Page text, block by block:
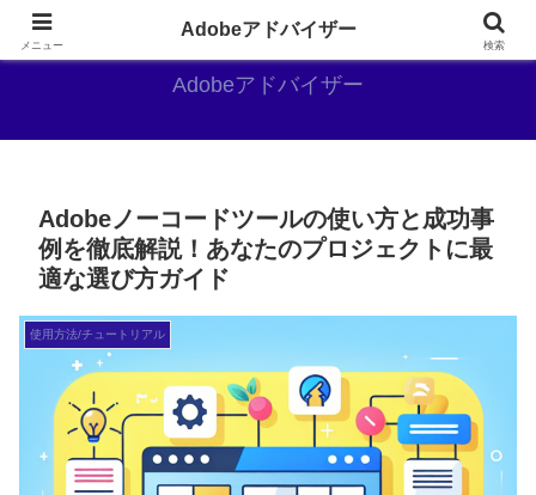
Adobe好きのAdobe推しブログ
Adobeアドバイザー
Adobeノーコードツールの使い方と成功事
例を徹底解説！あなたのプロジェクトに最
適な選び方ガイド
使用方法/チュートリアル
メニュー
Adobeアドバイザー
検索